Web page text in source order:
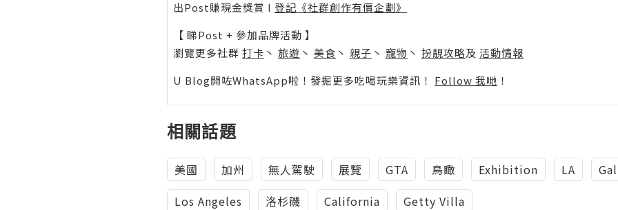
出Post賺現金獎賞 l 登記《社群創作有價企劃》
【 睇Post + 參加品牌活動 】
瀏覽更多社群 打卡 丶 旅遊 丶 美食 丶 親子 丶 寵物 丶 扮靚攻略及 活動情報
U Blog開咗WhatsApp啦！發掘更多吃喝玩樂資訊！ Follow 我哋 ！
相關話題
美國 加州 無人駕駛 展覽 GTA 鳥瞰 Exhibition LA
Los Angeles
洛杉磯 California Getty Villa